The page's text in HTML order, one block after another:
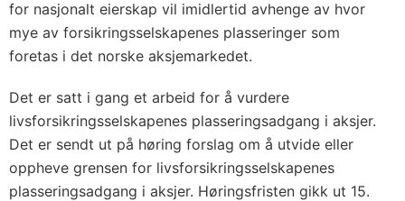
for nasjonalt eierskap vil imidlertid avhenge av hvor
mye av forsikringsselskapenes plasseringer som
foretas i det norske aksjemarkedet.
Det er satt i gang et arbeid for å vurdere
livsforsikringsselskapenes plasseringsadgang i aksjer.
Det er sendt ut på høring forslag om å utvide eller
oppheve grensen for livsforsikringsselskapenes
plasseringsadgang i aksjer. Høringsfristen gikk ut 15.